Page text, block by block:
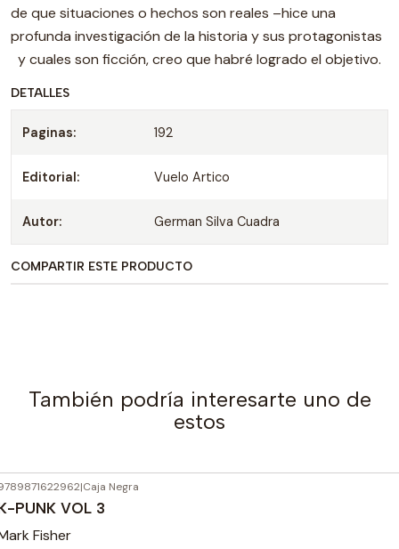
de que situaciones o hechos son reales –hice una
profunda investigación de la historia y sus protagonistas
y cuales son ficción, creo que habré logrado el objetivo.
DETALLES
Paginas: 192
Editorial: Vuelo Artico
Autor: German Silva Cuadra
COMPARTIR ESTE PRODUCTO
También podría interesarte uno de
estos
|Caja Negra
PUNK VOL 3
Fisher